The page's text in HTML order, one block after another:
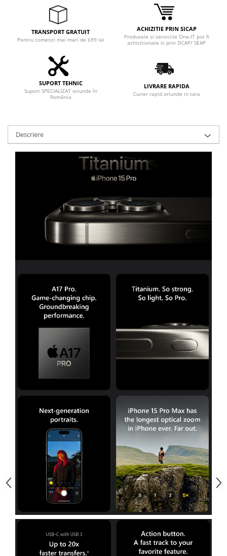
TRANSPORT GRATUIT
Pentru comenzi mai mari de 699 lei
ACHIZITIE PRIN SICAP
Produsele si serviciile One-IT pot fi
achizitionate si prin SICAP/ SEAP
SUPORT TEHNIC
Suport SPECIALIZAT oriunde în
România
LIVRARE RAPIDA
Curier rapid oriunde in tara
Descriere